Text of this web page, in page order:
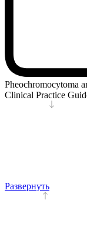
Pheochromocytoma
Clinical Practice
Развернуть